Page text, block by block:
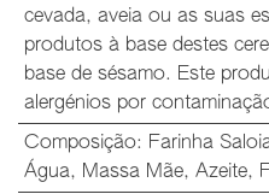
cevada, aveia ou as suas
produtos à base destes
base de sésamo. Este
alergénios por
Composição: Farinha
Água, Massa Mãe, Azeite,